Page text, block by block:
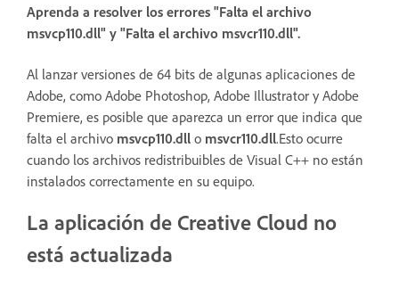
Aprenda a resolver los errores "Falta el archivo
msvcp110.dll" y "Falta el archivo msvcr110.dll".
Al lanzar versiones de 64 bits de algunas aplicaciones de
Adobe, como Adobe Photoshop, Adobe Illustrator y Adobe
Premiere, es posible que aparezca un error que indica que
falta el archivo msvcp110.dll o msvcr110.dll.Esto ocurre
cuando los archivos redistribuibles de Visual C++ no están
instalados correctamente en su equipo.
La aplicación de Creative Cloud no
está actualizada